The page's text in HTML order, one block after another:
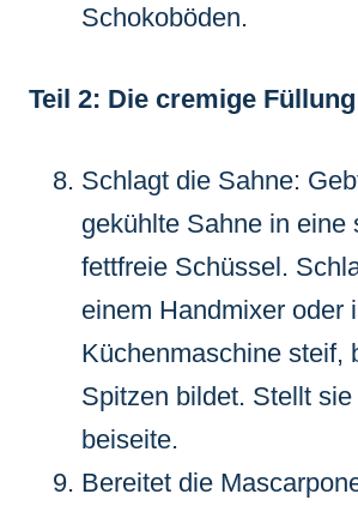
Schokoböden.
Teil 2: Die cremige Füllung
Schlagt die Sahne:
gekühlte Sahne in eine
fettfreie Schüssel.
einem Handmixer oder
Küchenmaschine steif,
Spitzen bildet. Stellt sie
beiseite.
Bereitet die